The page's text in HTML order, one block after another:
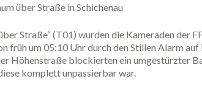
über Straße in Schichenau
Straße“ (T01) wurden die Kameraden der
früh um 05:10 Uhr durch den Stillen Alarm
Höhenstraße blockierten ein umgestürzter
komplett unpassierbar war.